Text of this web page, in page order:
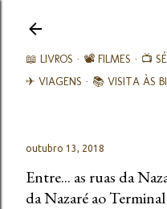
📖 LIVROS 📽️ FILMES 📺
✈ VIAGENS
📚︎ VISITA ÀS
outubro 13, 2018
Entre... as ruas da
da Nazaré ao